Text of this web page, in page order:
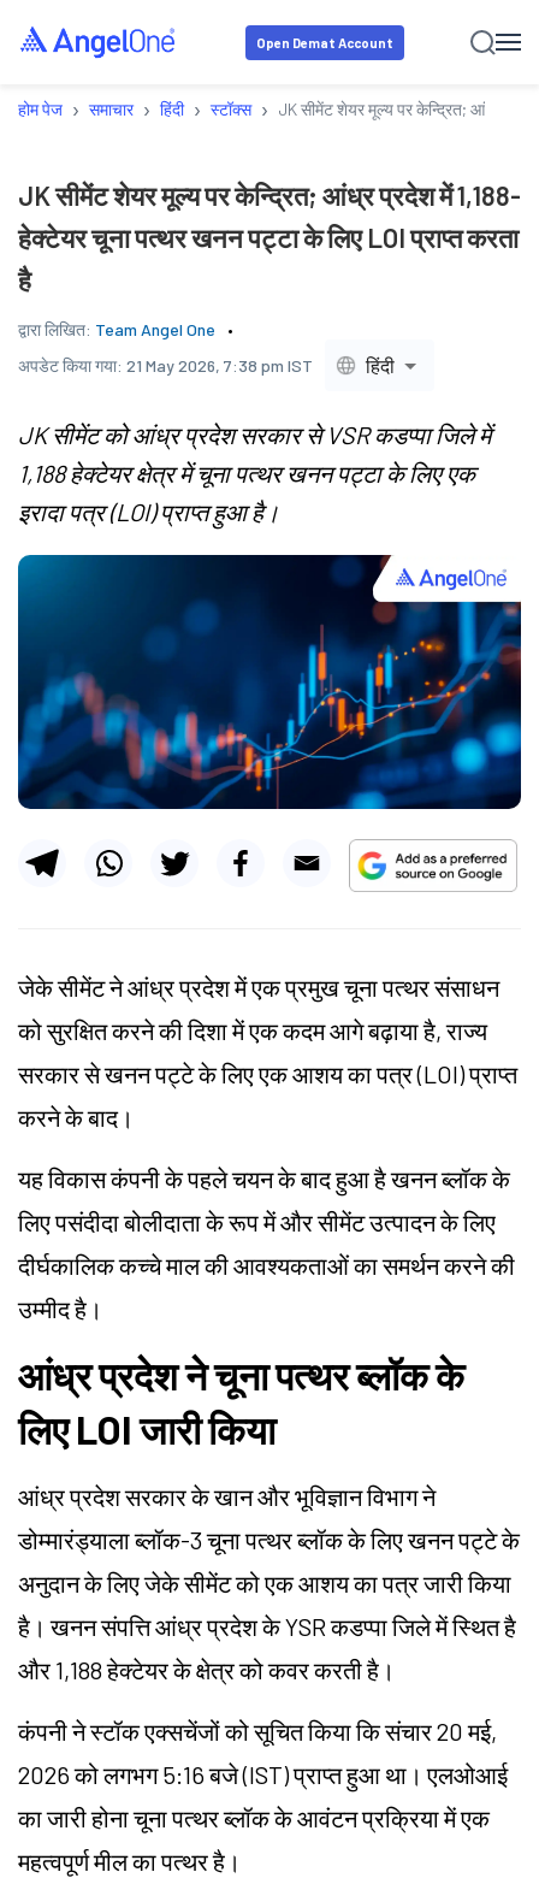
Open Demat Account
होम पेज › समाचार › हिंदी › स्टॉक्स › JK सीमेंट शेयर मूल्य पर केन्द्रित; आंध्र
JK सीमेंट शेयर मूल्य पर केन्द्रित; आंध्र प्रदेश में 1,188-
हेक्टेयर चूना पत्थर खनन पट्टा के लिए LOI प्राप्त करता
है
द्वारा लिखित: Team Angel One
अपडेट किया गया: 21 May 2026, 7:38 pm IST हिंदी
JK सीमेंट को आंध्र प्रदेश सरकार से VSR कडप्पा जिले में
1,188 हेक्टेयर क्षेत्र में चूना पत्थर खनन पट्टा के लिए एक
इरादा पत्र (LOI) प्राप्त हुआ है।
जेके सीमेंट ने आंध्र प्रदेश में एक प्रमुख चूना पत्थर संसाधन
को सुरक्षित करने की दिशा में एक कदम आगे बढ़ाया है, राज्य
सरकार से खनन पट्टे के लिए एक आशय का पत्र (LOI) प्राप्त
करने के बाद।
यह विकास कंपनी के पहले चयन के बाद हुआ है खनन ब्लॉक के
लिए पसंदीदा बोलीदाता के रूप में और सीमेंट उत्पादन के लिए
दीर्घकालिक कच्चे माल की आवश्यकताओं का समर्थन करने की
उम्मीद है।
आंध्र प्रदेश ने चूना पत्थर ब्लॉक के
लिए LOI जारी किया
आंध्र प्रदेश सरकार के खान और भूविज्ञान विभाग ने
डोम्मारंड्याला ब्लॉक-3 चूना पत्थर ब्लॉक के लिए खनन पट्टे के
अनुदान के लिए जेके सीमेंट को एक आशय का पत्र जारी किया
है। खनन संपत्ति आंध्र प्रदेश के YSR कडप्पा जिले में स्थित है
और 1,188 हेक्टेयर के क्षेत्र को कवर करती है।
कंपनी ने स्टॉक एक्सचेंजों को सूचित किया कि संचार 20 मई,
2026 को लगभग 5:16 बजे (IST) प्राप्त हुआ था। एलओआई
का जारी होना चूना पत्थर ब्लॉक के आवंटन प्रक्रिया में एक
महत्वपूर्ण मील का पत्थर है।